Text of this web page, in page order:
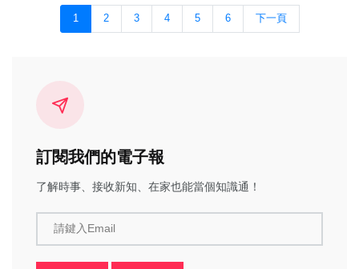
1 2 3 4 5 6 下一頁
訂閱我們的電子報
了解時事、接收新知、在家也能當個知識通！
請鍵入Email